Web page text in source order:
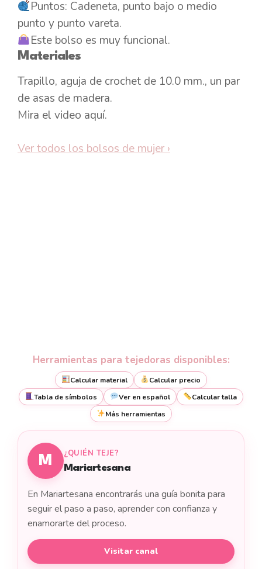
Puntos: Cadeneta, punto bajo o medio
punto y punto vareta.
Este bolso es muy funcional.
Materiales
Trapillo, aguja de crochet de 10.0 mm., un par
de asas de madera.
Mira el video aquí.
Ver todos los bolsos de mujer›
Herramientas para tejedoras disponibles:
Calcular material
Calcular precio
Tabla de símbolos
Ver en español
Calcular talla
Más herramientas
M
¿QUIÉN TEJE?
Mariartesana
En Mariartesana encontrarás una guía bonita para
seguir el paso a paso, aprender con confianza y
enamorarte del proceso.
Visitar canal